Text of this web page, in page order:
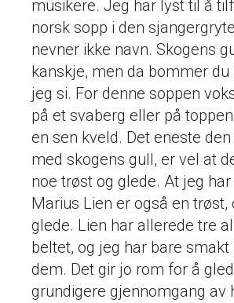
musikere. Jeg har lyst til å
norsk sopp i den
nevner ikke navn. Skogens
kanskje, men da bommer du
jeg si. For denne soppen
på et svaberg eller på
en sen kveld. Det eneste
med skogens gull, er vel at
noe trøst og glede. At jeg
Marius Lien er også en trøst,
glede. Lien har allerede tre
beltet, og jeg har bare smakt
dem. Det gir jo rom for å
grundigere gjennomgang av